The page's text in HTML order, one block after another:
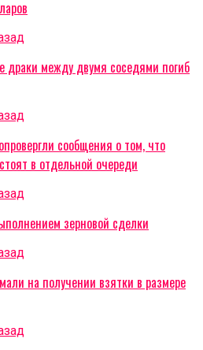
драки между двумя соседями погиб
сообщения о том, что
в отдельной очереди
зерновой сделки
на получении взятки в размере